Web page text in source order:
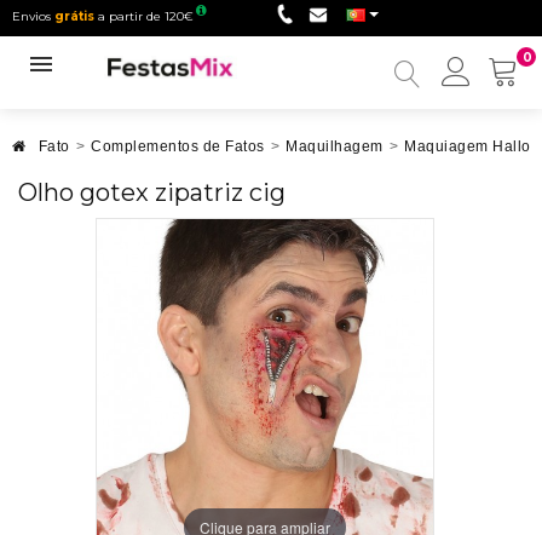
Envios grátis a partir de 120€
0
Minha
Fato > Complementos de Fatos > Maquilhagem > Maquiagem
Olho gotex zipatriz cig
Clique para ampliar